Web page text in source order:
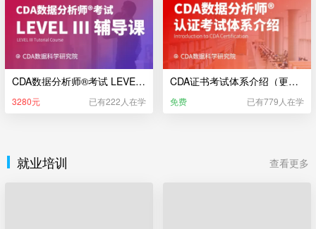
CDA数据分析师®考试 LEVEL III 辅导课（新版）
3280元 已有222人在学
CDA证书考试体系介绍（更新于2025年5月22日）
免费 已有779人在学
就业培训 查看更多